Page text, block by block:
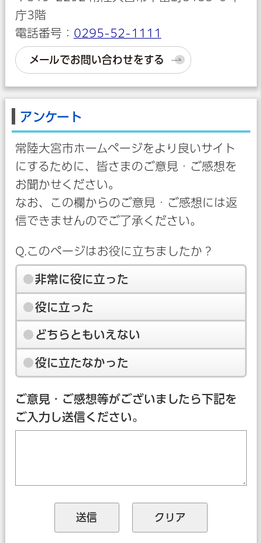
庁3階
電話番号： 0295-52-1111
メールでお問い合わせをする
アンケート
常陸大宮市ホームページをより良いサイト
にするために、皆さまのご意見・ご感想を
お聞かせください。
なお、この欄からのご意見・ご感想には返
信できませんのでご了承ください。
Q.このページはお役に立ちましたか？
非常に役に立った
役に立った
どちらともいえない
役に立たなかった
ご意見・ご感想等がございましたら下記を
ご入力し送信ください。